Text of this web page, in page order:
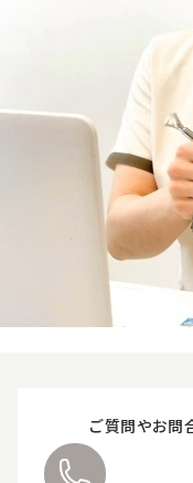
サプリ・食品
ライフスタイル・雑貨
寝具
オンライン
お悩みやご質問に
ご都合に合わせ
利用ください。
ご質問やお問